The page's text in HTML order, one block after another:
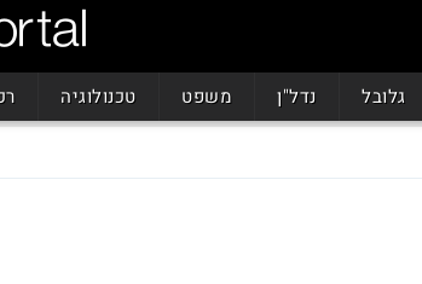
גלובל נדל"ן משפט טכנולוגיה